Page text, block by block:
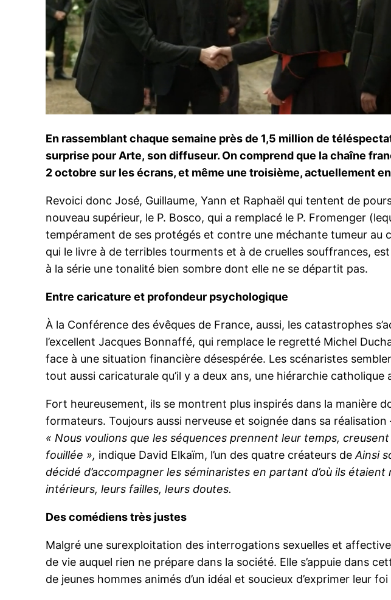
En rassemblant chaque semaine près de 1,5 million de
surprise pour Arte, son diffuseur. On comprend que la chaîne
2 octobre sur les écrans, et même une troisième, actuellement
Revoici donc José, Guillaume, Yann et Raphaël qui tentent de
nouveau supérieur, le P. Bosco, qui a remplacé le P. Fromenger
tempérament de ses protégés et contre une méchante tumeur au
qui le livre à de terribles tourments et à de cruelles souffrances,
à la série une tonalité bien sombre dont elle ne se départit pas.
Entre caricature et profondeur psychologique
À la Conférence des évêques de France, aussi, les catastrophes
l’excellent Jacques Bonnaffé, qui remplace le regretté Michel
face à une situation financière désespérée. Les scénaristes
tout aussi caricaturale qu’il y a deux ans, une hiérarchie
Fort heureusement, ils se montrent plus inspirés dans la manière
formateurs. Toujours aussi nerveuse et soignée dans sa
« Nous voulions que les séquences prennent leur temps,
fouillée », indique David Elkaïm, l’un des quatre créateurs deAinsi
décidé d’accompagner les séminaristes en partant d’où ils
intérieurs, leurs failles, leurs doutes.
Des comédiens très justes
Malgré une surexploitation des interrogations sexuelles et
de vie auquel rien ne prépare dans la société. Elle s’appuie dans
de jeunes hommes animés d’un idéal et soucieux d’exprimer leur foi